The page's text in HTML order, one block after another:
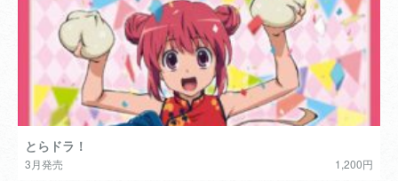
とらドラ！
3月発売 1,200円